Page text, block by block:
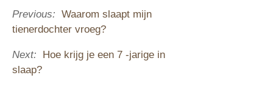
Previous: Waarom slaapt mijn
tienerdochter vroeg?
Next:
Hoe krijg je een 7 -jarige in
slaap?